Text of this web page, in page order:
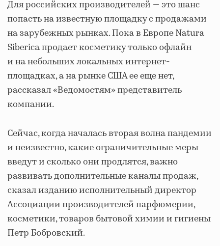
Для российских производителей — это шанс
попасть на известную площадку с продажами
на зарубежных рынках. Пока в Европе Natura
Siberica продает косметику только офлайн
и на небольших локальных интернет-
площадках, а на рынке США ее еще нет,
рассказал «Ведомостям» представитель
компании.
Сейчас, когда началась вторая волна пандемии
и неизвестно, какие ограничительные меры
введут и сколько они продлятся, важно
развивать дополнительные каналы продаж,
сказал изданию исполнительный директор
Ассоциации производителей парфюмерии,
косметики, товаров бытовой химии и гигиены
Петр Бобровский.